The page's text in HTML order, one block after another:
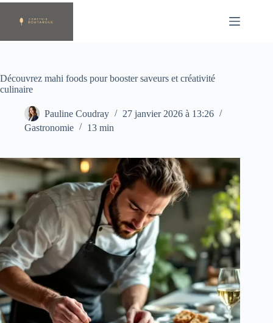
Passer
contenu
Découvrez mahi foods pour booster saveurs et créativité
culinaire
Pauline Coudray
27 janvier 2026 à 13:26
Gastronomie
13 min